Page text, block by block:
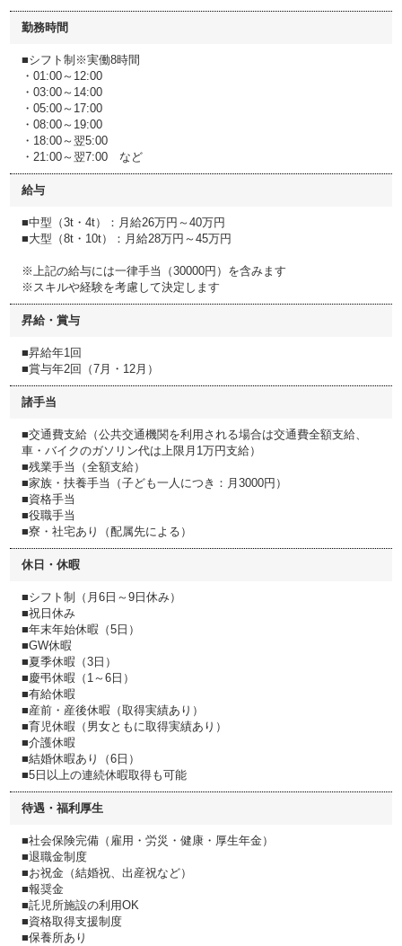
勤務時間
■シフト制※実働8時間
・01:00～12:00
・03:00～14:00
・05:00～17:00
・08:00～19:00
・18:00～翌5:00
・21:00～翌7:00 など
給与
■中型（3t・4t）：月給26万円～40万円
■大型（8t・10t）：月給28万円～45万円
※上記の給与には一律手当（30000円）を含みます
※スキルや経験を考慮して決定します
昇給・賞与
■昇給年1回
■賞与年2回（7月・12月）
諸手当
■交通費支給（公共交通機関を利用される場合は交通費全額支給、
車・バイクのガソリン代は上限月1万円支給）
■残業手当（全額支給）
■家族・扶養手当（子ども一人につき：月3000円）
■資格手当
■役職手当
■寮・社宅あり（配属先による）
休日・休暇
■シフト制（月6日～9日休み）
■祝日休み
■年末年始休暇（5日）
■GW休暇
■夏季休暇（3日）
■慶弔休暇（1～6日）
■有給休暇
■産前・産後休暇（取得実績あり）
■育児休暇（男女ともに取得実績あり）
■介護休暇
■結婚休暇あり（6日）
■5日以上の連続休暇取得も可能
待遇・福利厚生
■社会保険完備（雇用・労災・健康・厚生年金）
■退職金制度
■お祝金（結婚祝、出産祝など）
■報奨金
■託児所施設の利用OK
■資格取得支援制度
■保養所あり